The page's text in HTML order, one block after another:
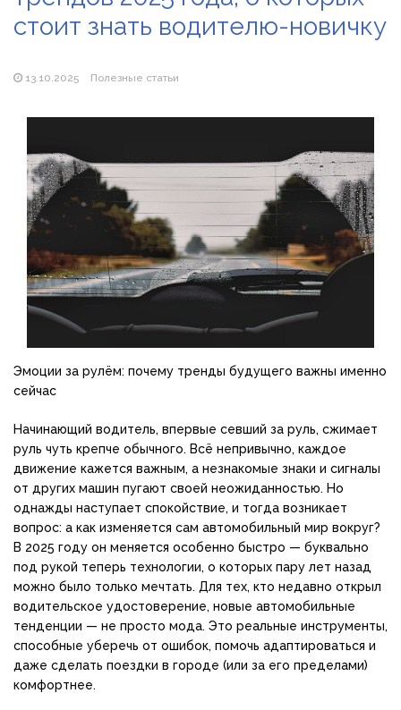
Популярні види вібраторів: які моделі бувають і як
стоит знать водителю-новичку
13.10.2025 Полезные статьи
Эмоции за рулём: почему тренды будущего важны именно
сейчас
Начинающий водитель, впервые севший за руль, сжимает
руль чуть крепче обычного. Всё непривычно, каждое
движение кажется важным, а незнакомые знаки и сигналы
от других машин пугают своей неожиданностью. Но
однажды наступает спокойствие, и тогда возникает
вопрос: а как изменяется сам автомобильный мир вокруг?
В 2025 году он меняется особенно быстро — буквально
под рукой теперь технологии, о которых пару лет назад
можно было только мечтать. Для тех, кто недавно открыл
водительское удостоверение, новые автомобильные
тенденции — не просто мода. Это реальные инструменты,
способные уберечь от ошибок, помочь адаптироваться и
даже сделать поездки в городе (или за его пределами)
комфортнее.